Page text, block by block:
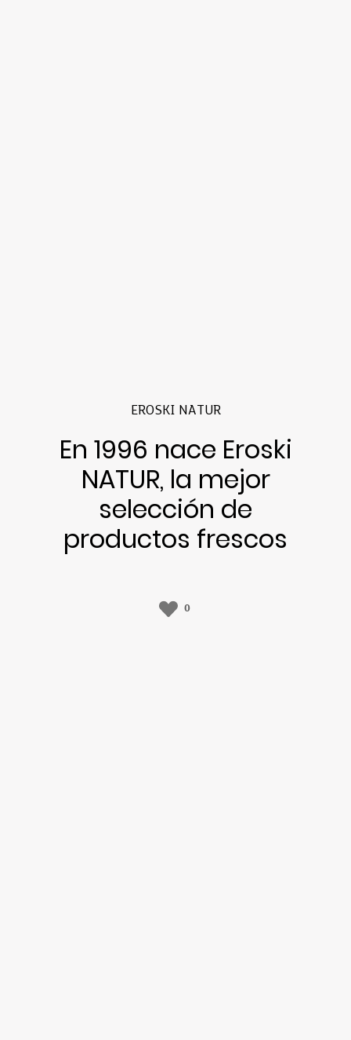
EROSKI NATUR
En 1996 nace Eroski
NATUR, la mejor
selección de
productos frescos
0